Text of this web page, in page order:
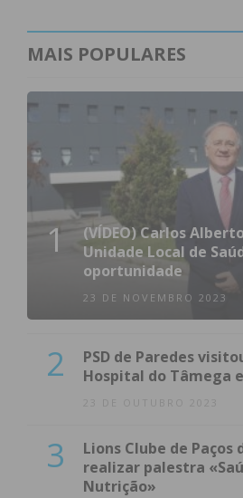
MAIS POPULARES
1
(VÍDEO) Carlos
Unidade Local de
oportunidade
23 DE NOVEMBRO 2023
2
PSD de Paredes
Hospital do Tâmega
23 DE OUTUBRO 2023
3
Lions Clube de Paços
realizar palestra
Nutrição»